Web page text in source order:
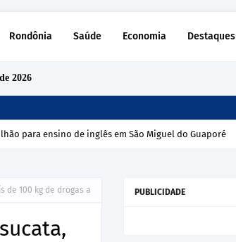
Rondônia Saúde Economia Destaques
2026
para ensino de inglês em São Miguel do Guaporé
de 100 kg de drogas a PUBLICIDADE